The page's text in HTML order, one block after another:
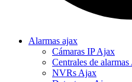
Alarmas ajax
Cámaras IP Ajax
Centrales de
NVRs Ajax